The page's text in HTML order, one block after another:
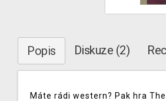
Popis Diskuze (2)
Máte rádi western? Pak hra